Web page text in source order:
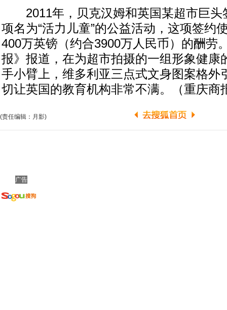
2011年，贝克汉姆和英国某超市巨头
项名为“活力儿童”的公益活动，这项签约
400万英镑（约合3900万人民币）的酬劳
报》报道，在为超市拍摄的一组形象健康
手小臂上，维多利亚三点式文身图案格外
切让英国的教育机构非常不满。（重庆商
(责任编辑：月影)
广告